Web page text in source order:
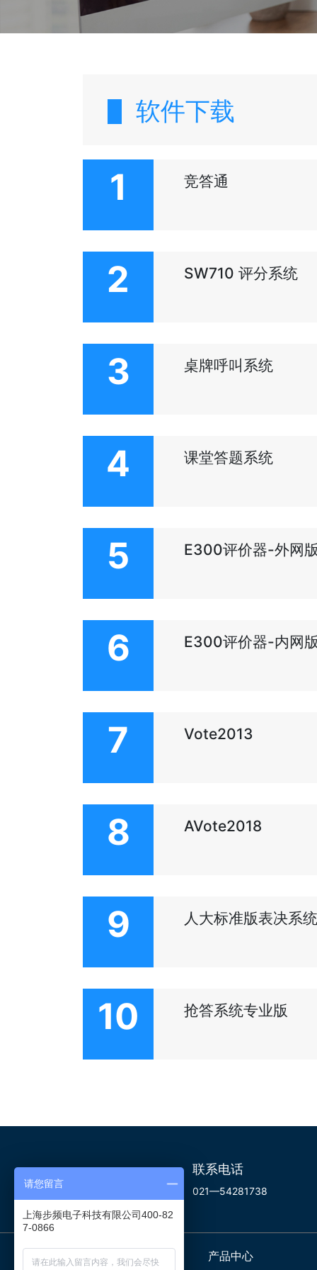
软件下载
1 竞答通
2 SW710 评分系统
3 桌牌呼叫系统
4 课堂答题系统
5 E300评价器-外网
6 E300评价器-内⽹
7 Vote2013
8 AVote2018
9 ⼈⼤标准版表决系统
10 抢答系统专业版
联系电话
021—54281738
关于我们 产品中心
请您留言
上海步频电子科技有限公司400-82
7-0866